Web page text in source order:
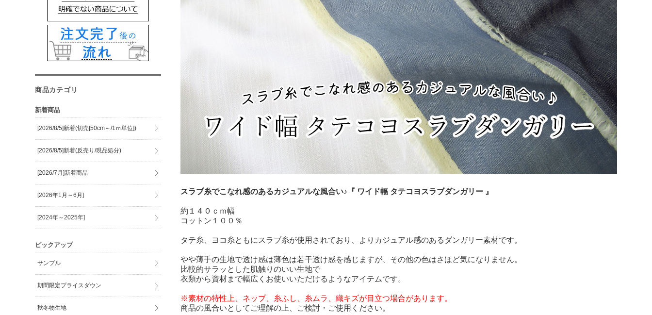
スラブ糸でこなれ感のあるカジュアルな風合い♪『 ワイド幅 タテコヨスラブダンガリー 』
約１４０ｃｍ幅
コットン１００％
タテ糸、ヨコ糸ともにスラブ糸が使用されており、よりカジュアル感のあるダンガリー素材です。
やや薄手の生地で透け感は薄色は若干透け感を感じますが、その他の色はさほど気になりません。
比較的サラッとした肌触りのいい生地で
衣類から資材まで幅広くお使いいただけるようなアイテムです。
※素材の特性上、ネップ、糸ふし、糸ムラ、織キズが目立つ場合があります。
商品の風合いとしてご理解の上、ご検討・ご使用ください。
商品カテゴリ
新着商品
[2026/8/5]新着(切売[50cm～/1ｍ単位])
[2026/8/5]新着(反売り/現品処分)
[2026/7月]新着商品
[2026年1月～6月]
[2024年～2025年]
ピックアップ
サンプル
期間限定プライスダウン
秋冬物生地